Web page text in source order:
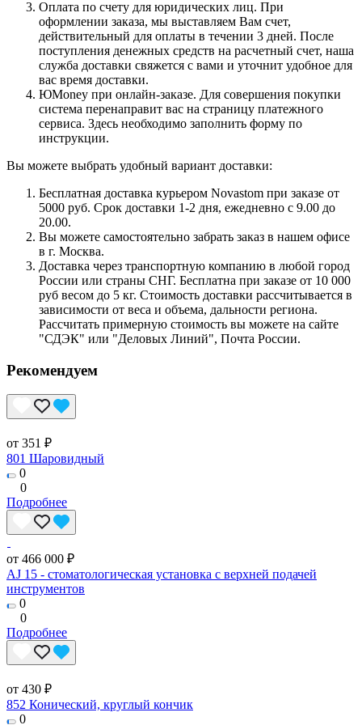
Оплата по счету для юридических лиц. При
оформлении заказа, мы выставляем Вам счет,
действительный для оплаты в течении 3 дней. После
поступления денежных средств на расчетный счет, наша
служба доставки свяжется с вами и уточнит удобное для
вас время доставки.
ЮMoney при онлайн-заказе. Для совершения покупки
система перенаправит вас на страницу платежного
сервиса. Здесь необходимо заполнить форму по
инструкции.
Вы можете выбрать удобный вариант доставки:
Бесплатная доставка курьером Novastom при заказе от
5000 руб. Срок доставки 1-2 дня, ежедневно с 9.00 до
20.00.
Вы можете самостоятельно забрать заказ в нашем офисе
в г. Москва.
Доставка через транспортную компанию в любой город
России или страны СНГ. Бесплатна при заказе от 10 000
руб весом до 5 кг. Стоимость доставки рассчитывается в
зависимости от веса и объема, дальности региона.
Рассчитать примерную стоимость вы можете на сайте
"СДЭК" или "Деловых Линий", Почта России.
Рекомендуем
от 351 ₽
801 Шаровидный
0
0
Подробнее
от 466 000 ₽
AJ 15 - стоматологическая установка с верхней подачей
инструментов
0
0
Подробнее
от 430 ₽
852 Конический, круглый кончик
0